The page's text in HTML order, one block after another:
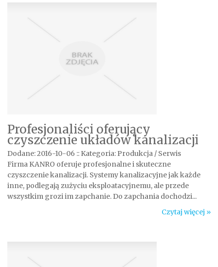
Profesjonaliści oferujący
czyszczenie układów kanalizacji
Dodane: 2016-10-06 :: Kategoria: Produkcja / Serwis
Firma KANRO oferuje profesjonalne i skuteczne
czyszczenie kanalizacji. Systemy kanalizacyjne jak każde
inne, podlegają zużyciu eksploatacyjnemu, ale przede
wszystkim grozi im zapchanie. Do zapchania dochodzi...
Czytaj więcej »